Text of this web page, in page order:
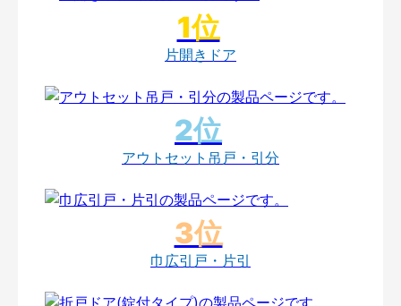
片開きドア
アウトセット吊戸・引分
巾広引戸・片引